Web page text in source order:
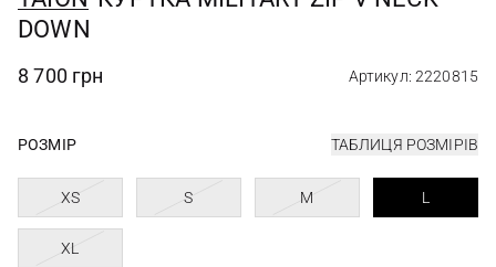
DOWN
8 700 грн Артикул: 2220815
РОЗМІР ТАБЛИЦЯ РОЗМІРІВ
XS S M L
XL